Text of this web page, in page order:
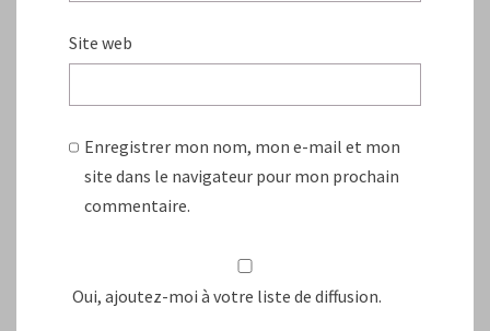
Site web
Enregistrer mon nom, mon e-mail et mon
site dans le navigateur pour mon prochain
commentaire.
Oui, ajoutez-moi à votre liste de diffusion.